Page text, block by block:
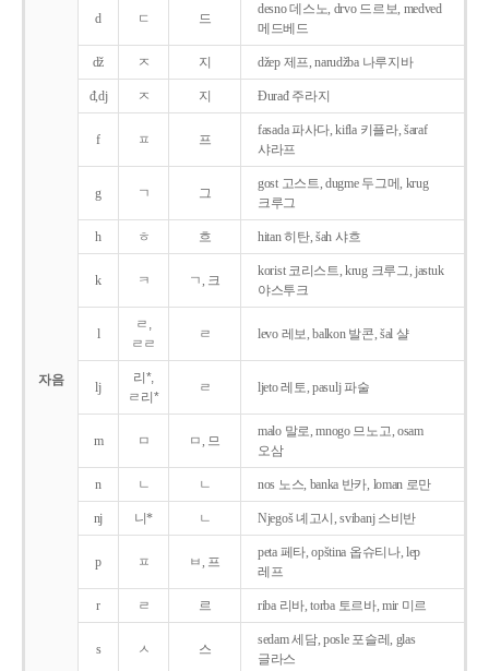
자음
d ㄷ 드
desno 데스노, drvo 드르보, medved
메드베드
dž ㅈ 지 džep 제프, narudžba 나루지바
đ,dj ㅈ 지 Ðurađ 주라지
f ㅍ 프
fasada 파사다, kifla 키플라, šaraf
샤라프
g ㄱ 그
gost 고스트, dugme 두그메, krug
크루그
h ㅎ 흐 hitan 히탄, šah 샤흐
k ㅋ ㄱ, 크
korist 코리스트, krug 크루그, jastuk
야스투크
l
ㄹ,
ㄹㄹ
ㄹ levo 레보, balkon 발콘, šal 샬
lj
리*,
ㄹ리*
ㄹ ljeto 레토, pasulj 파술
m ㅁ ㅁ, 므
malo 말로, mnogo 므노고, osam
오삼
n ㄴ ㄴ nos 노스, banka 반카, loman 로만
nj 니* ㄴ Njegoš 녜고시, svibanj 스비반
p ㅍ ㅂ, 프
peta 페타, opština 옵슈티나, lep
레프
r ㄹ 르 riba 리바, torba 토르바, mir 미르
s ㅅ 스
sedam 세담, posle 포슬레, glas
글라스